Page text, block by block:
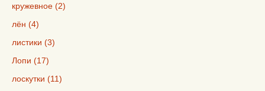
кружевное (2)
лён (4)
листики (3)
Лопи (17)
лоскутки (11)